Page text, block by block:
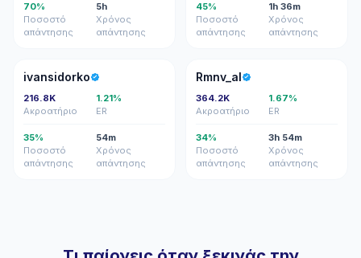
70%
Ποσοστό
απάντησης
5h
Χρόνος
απάντησης
45%
Ποσοστό
απάντησης
1h 36m
Χρόνος
απάντησης
ivansidorko
216.8K
Ακροατήριο
1.21%
ER
35%
Ποσοστό
απάντησης
54m
Χρόνος
απάντησης
R
Rmnv_al
364.2K
Ακροατήριο
1.67%
ER
34%
Ποσοστό
απάντησης
3h 54m
Χρόνος
απάντησης